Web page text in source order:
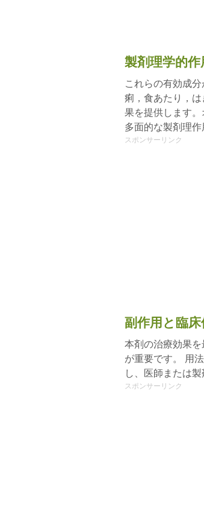
製剤理学的
これらの有効成
痢，食あたり，
果を提供します。
多面的な製剤理作
スポンサーリンク
副作用と臨
本剤の治療効果
が重要です。 用
し、医師または
スポンサーリンク